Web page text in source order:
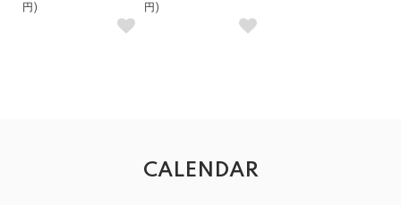
円)
円)
CALENDAR